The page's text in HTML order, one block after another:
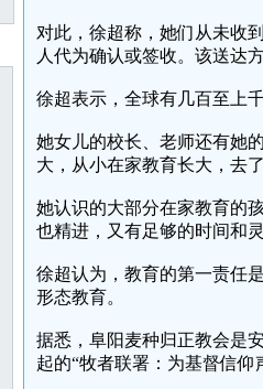
对此，徐超称，她们从未收
人代为确认或签收。该送达
徐超表示，全球有几百至上
她女儿的校长、老师还有她
大，从小在家教育长大，去
她认识的大部分在家教育的
也精进，又有足够的时间和
徐超认为，教育的第一责任
形态教育。
据悉，阜阳麦种归正教会是
起的“牧者联署：为基督信